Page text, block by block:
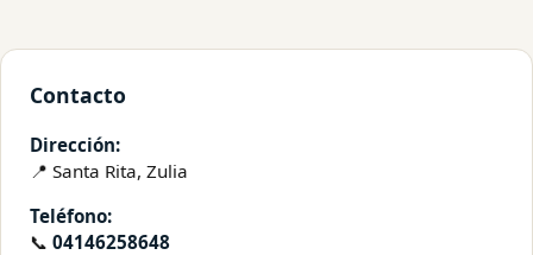
Contacto
Dirección:
📍 Santa Rita, Zulia
Teléfono:
📞 04146258648